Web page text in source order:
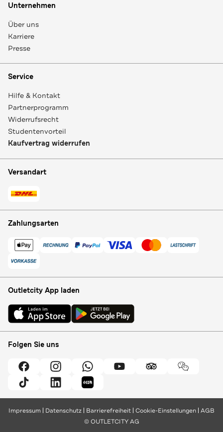
Unternehmen
Über uns
Karriere
Presse
Service
Hilfe & Kontakt
Partnerprogramm
Widerrufsrecht
Studentenvorteil
Kaufvertrag widerrufen
Versandart
Zahlungsarten
Outletcity App laden
Folgen Sie uns
Impressum Datenschutz Barrierefreiheit Cookie-Einstellungen AGB
© OUTLETCITY AG